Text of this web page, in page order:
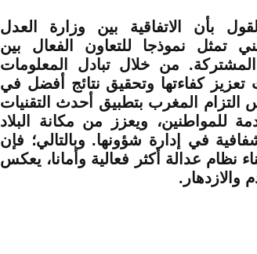
بأن الاتفاقية بين وزارة العدل
تمثل نموذجا للتعاون الفعال بين
من خلال تبادل المعلومات
كفاءتها وتحقيق نتائج أفضل في
التزام المغرب بتطبيق أحدث التقنيات
للمواطنين، ويعزز من مكانة البلاد
في إدارة شؤونها. وبالتالي؛ فإن
نظام عدالة أكثر فعالية وأمانا، يعكس
والازدهار.